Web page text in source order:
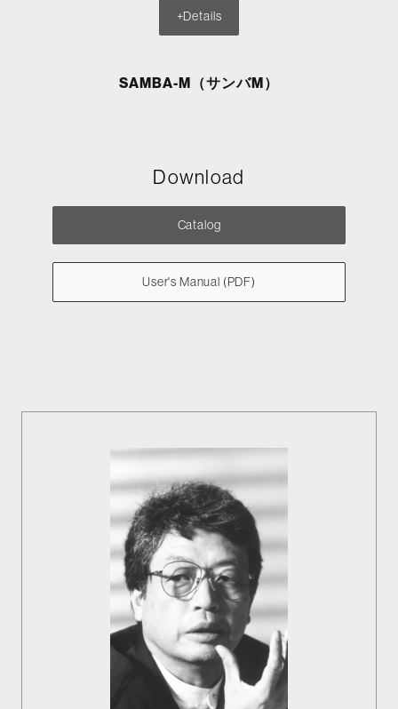
+Details
SAMBA-M（サンバM）
Download
Catalog
User's Manual (PDF)